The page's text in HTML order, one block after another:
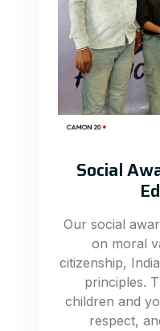
Social
Our social
on moral
citizenship,
principles.
children and
respect,